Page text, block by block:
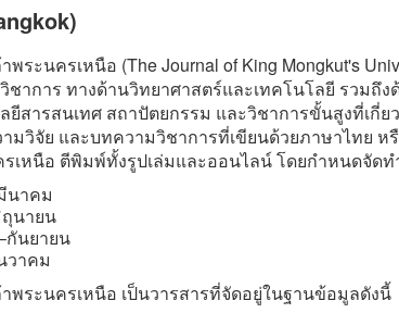
ระนครเหนือ (The Journal of King Mongkut's
ชาการ ทางด้านวิทยาศาสตร์และเทคโนโลยี รวมถึ
ยีสารสนเทศ สถาปัตยกรรม และวิชาการขั้นสูงที่เกี่
มวิจัย และบทความวิชาการที่เขียนด้วยภาษาไทย ห
เหนือ ตีพิมพ์ทั้งรูปเล่มและออนไลน์ โดยกำหนดจัด
นาคม
นายน
กันยายน
วาคม
พระนครเหนือ เป็นวารสารที่จัดอยู่ในฐานข้อมูลดังนี้